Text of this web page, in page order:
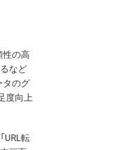
性の高
など
タのグ
度向上
URL転